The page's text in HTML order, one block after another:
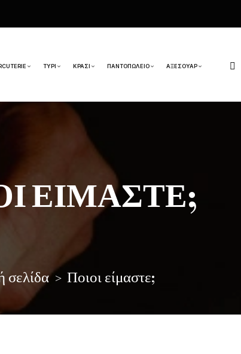
ΤΥΡΊ ΚΡΑΣΊ ΠΑΝΤΟΠΩΛΕΊΟ ΑΞΕΣΟΥΆΡ
ΕΊΜΑΣΤΕ;
σελίδα Ποιοι είμαστε;